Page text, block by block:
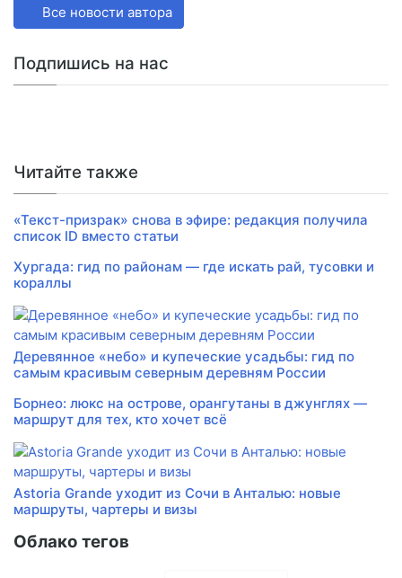
Все новости автора
Подпишись на нас
Читайте также
«Текст-призрак» снова в эфире: редакция получила
список ID вместо статьи
Хургада: гид по районам — где искать рай, тусовки и
кораллы
Деревянное «небо» и купеческие усадьбы: гид по
самым красивым северным деревням России
Борнео: люкс на острове, орангутаны в джунглях —
маршрут для тех, кто хочет всё
Astoria Grande уходит из Сочи в Анталью: новые
маршруты, чартеры и визы
Облако тегов